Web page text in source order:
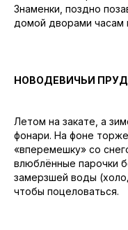
Знаменки, поздно
домой дворами часам
НОВОДЕВИЧЬИ
Летом на закате, а
фонари. На фоне
«вперемешку» со
влюблённые парочки
замерзшей воды
чтобы поцеловаться.